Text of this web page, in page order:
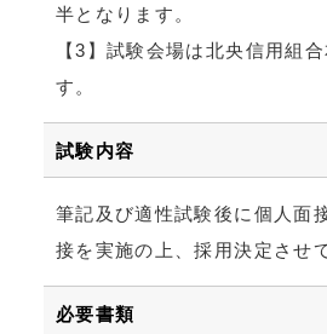
半となります。
【3】試験会場は北央信用組
す。
試験内容
筆記及び適性試験後に個人面
接を実施の上、採用決定させ
必要書類